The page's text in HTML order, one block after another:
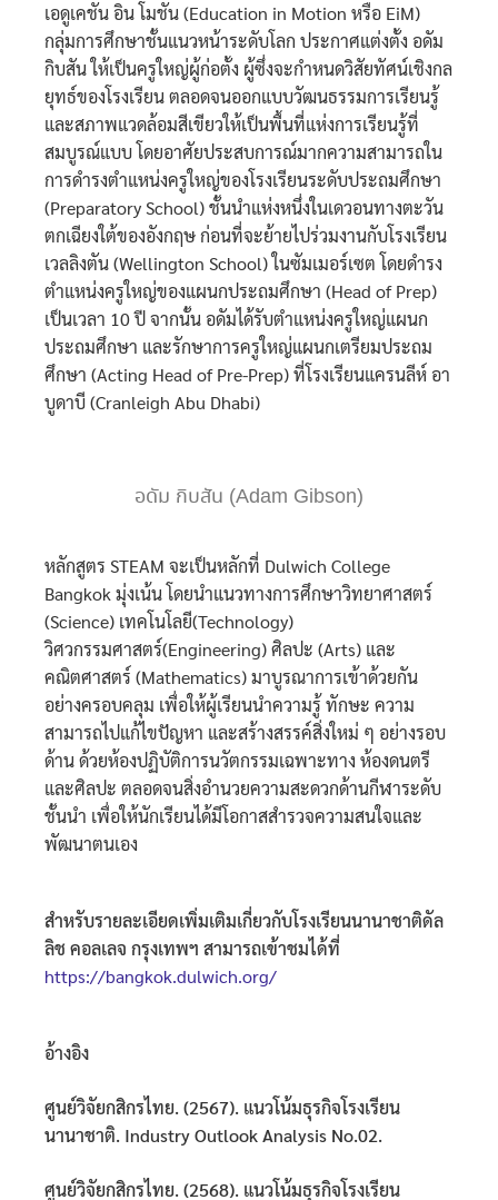
เอดูเคชัน อิน โมชัน (Education in Motion หรือ EiM)
กลุ่มการศึกษาชั้นแนวหน้าระดับโลก ประกาศแต่งตั้ง อดัม
กิบสัน ให้เป็นครูใหญ่ผู้ก่อตั้ง ผู้ซึ่งจะกำหนดวิสัยทัศน์เชิงกล
ยุทธ์ของโรงเรียน ตลอดจนออกแบบวัฒนธรรมการเรียนรู้
และสภาพแวดล้อมสีเขียวให้เป็นพื้นที่แห่งการเรียนรู้ที่
สมบูรณ์แบบ โดยอาศัยประสบการณ์มากความสามารถใน
การดำรงตำแหน่งครูใหญ่ของโรงเรียนระดับประถมศึกษา
(Preparatory School) ชั้นนำแห่งหนึ่งในเดวอนทางตะวัน
ตกเฉียงใต้ของอังกฤษ ก่อนที่จะย้ายไปร่วมงานกับโรงเรียน
เวลลิงตัน (Wellington School) ในซัมเมอร์เซต โดยดำรง
ตำแหน่งครูใหญ่ของแผนกประถมศึกษา (Head of Prep)
เป็นเวลา 10 ปี จากนั้น อดัมได้รับตำแหน่งครูใหญ่แผนก
ประถมศึกษา และรักษาการครูใหญ่แผนกเตรียมประถม
ศึกษา (Acting Head of Pre-Prep) ที่โรงเรียนแครนลีห์ อา
บูดาบี (Cranleigh Abu Dhabi)
อดัม กิบสัน (Adam Gibson)
หลักสูตร STEAM จะเป็นหลักที่ Dulwich College
Bangkok มุ่งเน้น โดยนำแนวทางการศึกษาวิทยาศาสตร์
(Science) เทคโนโลยี(Technology)
วิศวกรรมศาสตร์(Engineering) ศิลปะ (Arts) และ
คณิตศาสตร์ (Mathematics) มาบูรณาการเข้าด้วยกัน
อย่างครอบคลุม เพื่อให้ผู้เรียนนำความรู้ ทักษะ ความ
สามารถไปแก้ไขปัญหา และสร้างสรรค์สิ่งใหม่ ๆ อย่างรอบ
ด้าน ด้วยห้องปฏิบัติการนวัตกรรมเฉพาะทาง ห้องดนตรี
และศิลปะ ตลอดจนสิ่งอำนวยความสะดวกด้านกีฬาระดับ
ชั้นนำ เพื่อให้นักเรียนได้มีโอกาสสำรวจความสนใจและ
พัฒนาตนเอง
สำหรับรายละเอียดเพิ่มเติมเกี่ยวกับโรงเรียนนานาชาติดัล
ลิช คอลเลจ กรุงเทพฯ สามารถเข้าชมได้ที่
https://bangkok.dulwich.org/
อ้างอิง
ศูนย์วิจัยกสิกรไทย. (2567). แนวโน้มธุรกิจโรงเรียน
นานาชาติ. Industry Outlook Analysis No.02.
ศูนย์วิจัยกสิกรไทย. (2568). แนวโน้มธุรกิจโรงเรียน